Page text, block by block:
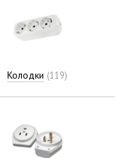
Колодки (119)